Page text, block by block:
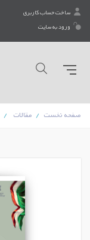
ساخت حساب کاربری
ورود به سایت
صفحه نخست مقالات